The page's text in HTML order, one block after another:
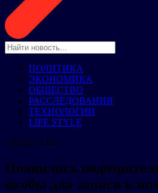
ПОЛИТИКА
ЭКОНОМИКА
ОБЩЕСТВО
РАССЛЕДОВАНИЯ
ТЕХНОЛОГИИ
LIFE STYLE
ОБЩЕСТВО
Появились
якобы для записи к